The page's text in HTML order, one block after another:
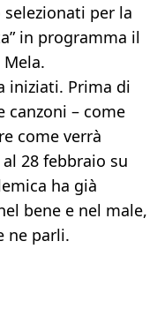
per la
in programma il
iniziati. Prima di
canzoni – come
come verrà
28 febbraio su
ha già
bene e nel male,
ne parli.